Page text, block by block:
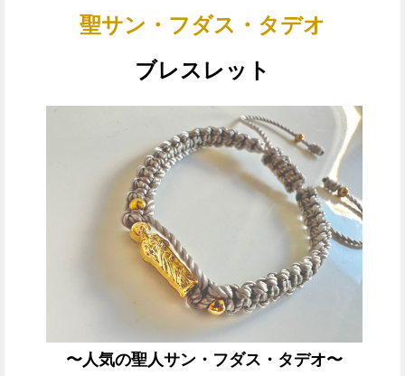
聖サン・フダス・タデオ
ブレスレット
〜人気の聖人サン・フダス・タデオ〜